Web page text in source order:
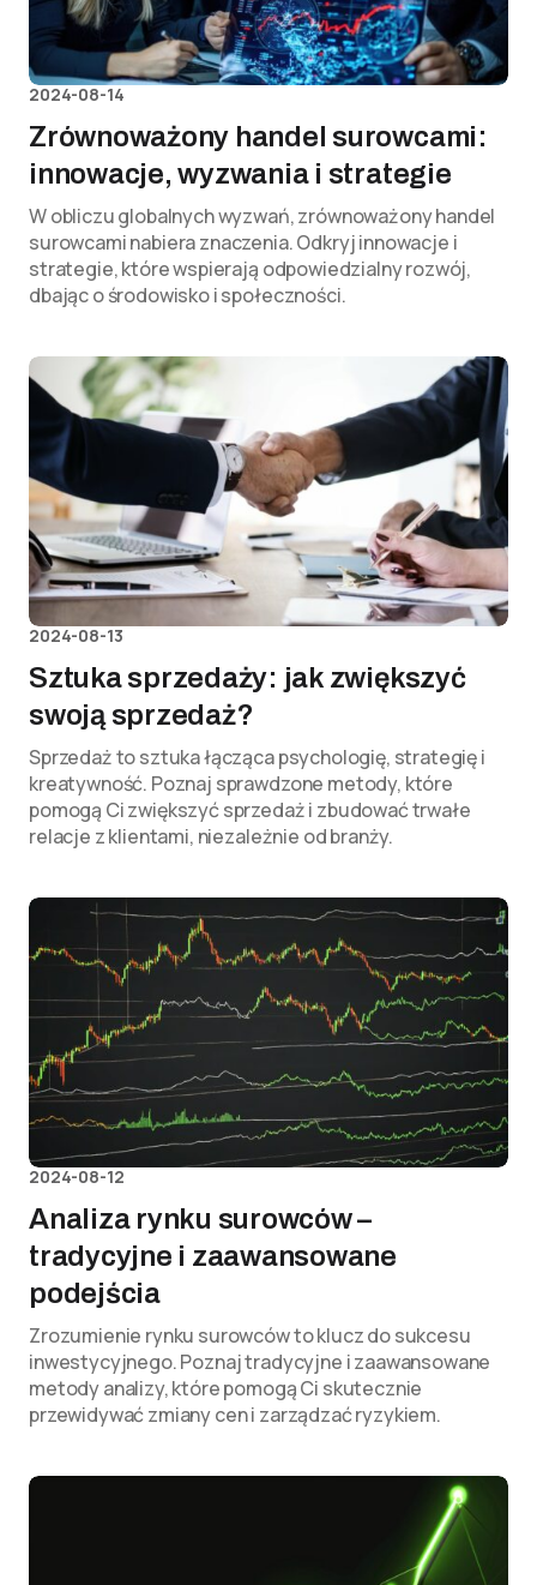
2024-08-14
Zrównoważony handel surowcami:
innowacje, wyzwania i strategie
W obliczu globalnych wyzwań, zrównoważony handel
surowcami nabiera znaczenia. Odkryj innowacje i
strategie, które wspierają odpowiedzialny rozwój,
dbając o środowisko i społeczności.
2024-08-13
Sztuka sprzedaży: jak zwiększyć
swoją sprzedaż?
Sprzedaż to sztuka łącząca psychologię, strategię i
kreatywność. Poznaj sprawdzone metody, które
pomogą Ci zwiększyć sprzedaż i zbudować trwałe
relacje z klientami, niezależnie od branży.
2024-08-12
Analiza rynku surowców –
tradycyjne i zaawansowane
podejścia
Zrozumienie rynku surowców to klucz do sukcesu
inwestycyjnego. Poznaj tradycyjne i zaawansowane
metody analizy, które pomogą Ci skutecznie
przewidywać zmiany cen i zarządzać ryzykiem.